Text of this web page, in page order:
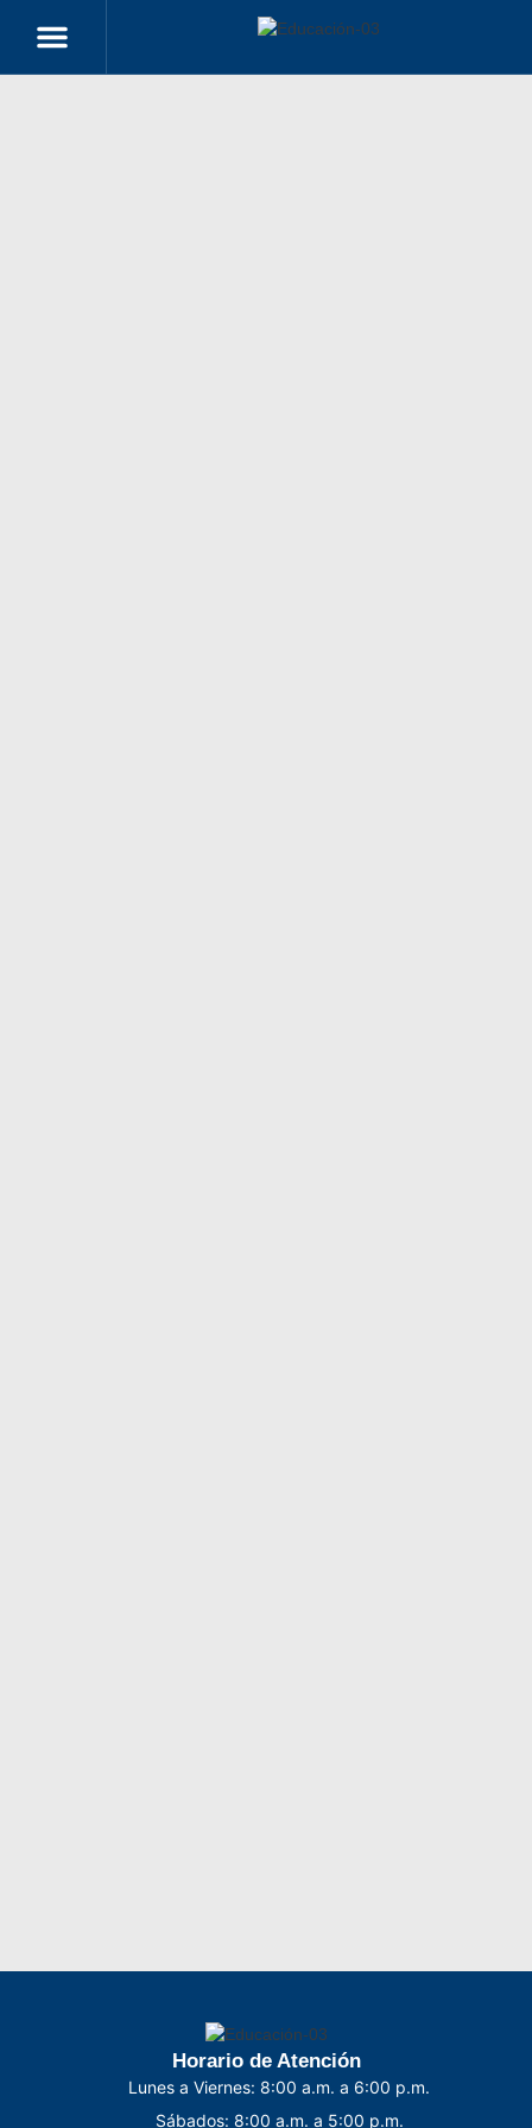
Horario de Atención
Lunes a Viernes: 8:00 a.m. a 6:00 p.m.
Sábados: 8:00 a.m. a 5:00 p.m.